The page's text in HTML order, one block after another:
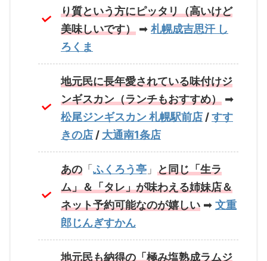
り質という方にピッタリ（高いけど
美味しいです） ➡ 札幌成吉思汗 し
ろくま
地元民に長年愛されている味付けジ
ンギスカン（ランチもおすすめ） ➡
松尾ジンギスカン 札幌駅前店 /すす
きの店 / 大通南1条店
あの 「ふくろう亭 」 と同じ「生ラ
ム」＆「タレ」が味わえる姉妹店＆
ネット予約可能なのが嬉しい ➡ 文重
郎じんぎすかん
地元民も納得の「極み塩熟成ラムジ